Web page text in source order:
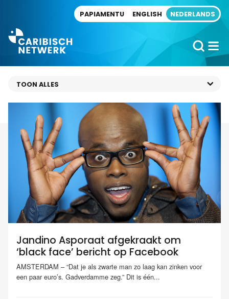
PAPIAMENTU ENGLISH NEDERLANDS
Jandino Asporaat afgekraakt om
‘black face’ bericht op Facebook
AMSTERDAM – “Dat je als zwarte man zo laag kan zinken voor
een paar euro’s. Gadverdamme zeg.” Dit is één...